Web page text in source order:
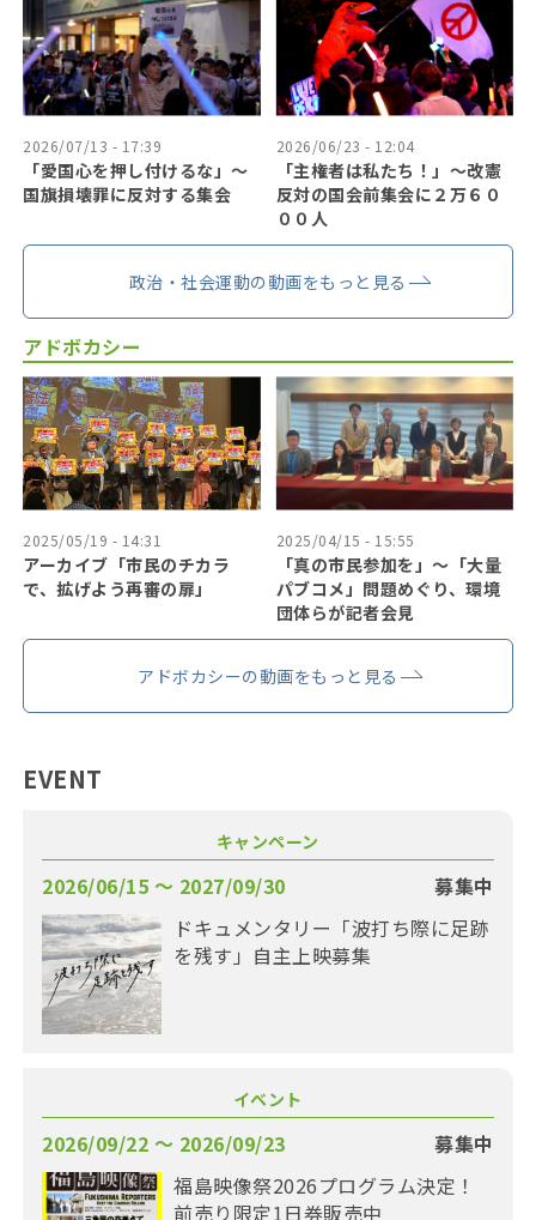
2026/07/13 - 17:39
「愛国心を押し付けるな」〜
国旗損壊罪に反対する集会
2026/06/23 - 12:04
「主権者は私たち！」〜改憲
反対の国会前集会に２万６０
００人
政治・社会運動の動画をもっと見る
アドボカシー
2025/05/19 - 14:31
アーカイブ「市民のチカラ
で、拡げよう再審の扉」
2025/04/15 - 15:55
「真の市民参加を」〜「大量
パブコメ」問題めぐり、環境
団体らが記者会見
アドボカシーの動画をもっと見る
EVENT
キャンペーン
2026/06/15 〜 2027/09/30
募集中
ドキュメンタリー「波打ち際に足跡
を残す」自主上映募集
イベント
2026/09/22 〜 2026/09/23
募集中
福島映像祭2026プログラム決定！
前売り限定1日券販売中